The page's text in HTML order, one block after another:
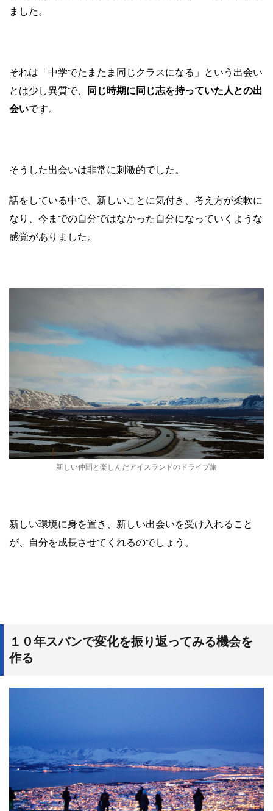
ました。
それは「中学でたまたま同じクラスになる」という出会い
とは少し異質で、
同じ時期に同じ志を持っていた人との出
会いです。
そうした出会いは非常に刺激的でした。
話をしている中で、新しいことに気付き、考え方が柔軟に
なり、今までの自分ではなかった自分になっていくような
感覚がありました。
新しい仲間と楽しんだアイスランドのドライブ旅
新しい環境に身を置き、新しい出会いを受け入れること
が、自分を成長させてくれるのでしょう。
１０年スパンで変化を振り返ってみる機会を
作る